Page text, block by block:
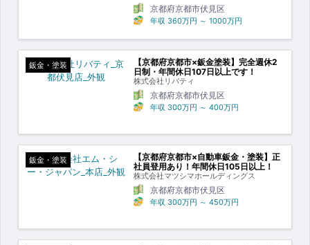
京都府京都市伏見区
年収 360万円 ～ 1000万円
鈑金・塗装
【京都府京都市×鈑金塗装】完全週休2
日制・年間休日107日以上です！
株式会社リバティ
京都府京都市伏見区
年収 300万円 ～ 400万円
鈑金・塗装
【京都府京都市×自動車鈑金・塗装】正
社員登用あり！年間休日105日以上！
株式会社マツシマホールディングス
京都府京都市伏見区
年収 300万円 ～ 450万円